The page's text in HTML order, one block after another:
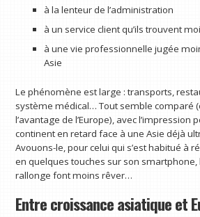
à la lenteur de l’administration
à un service client qu’ils trouvent
à une vie professionnelle jugée
Asie
Le phénomène est large : transports,
système médical… Tout semble comparé
l’avantage de l’Europe), avec l’impression
continent en retard face à une Asie déjà
Avouons-le, pour celui qui s’est habitué à
en quelques touches sur son smartphone,
rallonge font moins rêver…
Entre croissance asiatique et